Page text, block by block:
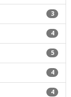
3
4
5
4
4